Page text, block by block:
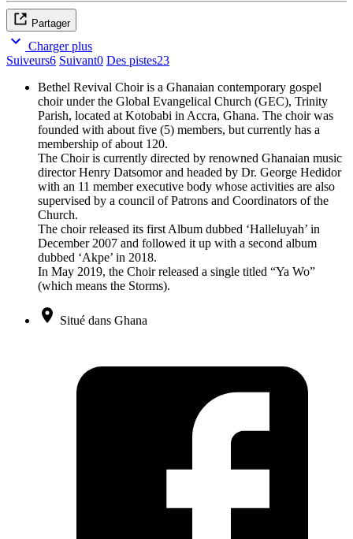
Partager
Charger plus
Suiveurs6 Suivant0 Des pistes23
Bethel Revival Choir is a Ghanaian contemporary gospel
choir under the Global Evangelical Church (GEC), Trinity
Parish, located at Kotobabi in Accra, Ghana. The choir was
founded with about five (5) members, but currently has a
membership of about 120.
The Choir is currently directed by renowned Ghanaian music
director Henry Datsomor and headed by Dr. George Hedidor
with an 11 member executive body whose activities are also
supervised by a council of Patrons and Coordinators of the
Church.
The choir released its first Album dubbed ‘Halleluyah’ in
December 2007 and followed it up with a second album
dubbed ‘Akpe’ in 2018.
In May 2019, the Choir released a single titled “Ya Wo”
(which means the Storms).
Situé dans Ghana